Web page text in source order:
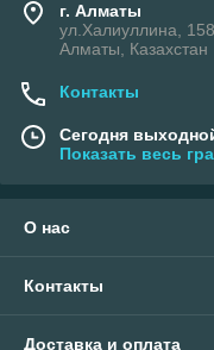
г. Алматы
ул.Халиуллина,
Алматы, Казахстан
Контакты
Сегодня
Показать весь
О нас
Контакты
Доставка и оплата